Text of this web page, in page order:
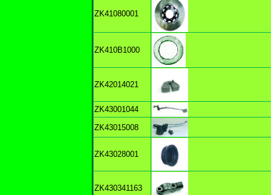
ZK41080001
ZK410B1000
ZK42014021
ZK43001044
ZK43015008
ZK43028001
ZK430341163